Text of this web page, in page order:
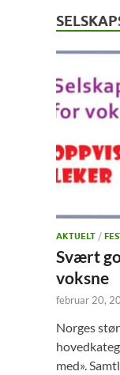
AKTUELT /
Svært
voksne
februar 20,
Norges
med».